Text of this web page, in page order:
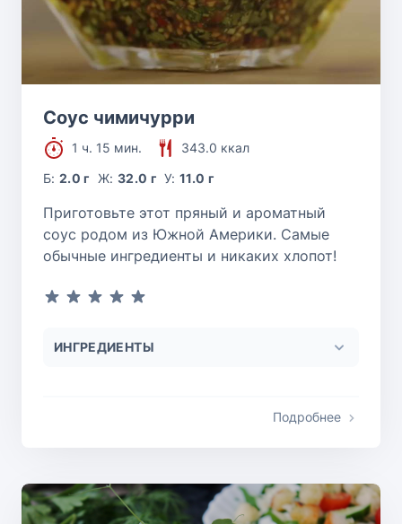
Соус чимичурри
1 ч. 15 мин.
343.0 ккал
Б:2.0 г Ж: 32.0 г У:11.0 г
Приготовьте этот пряный и ароматный
соус родом из Южной Америки. Самые
обычные ингредиенты и никаких хлопот!
ИНГРЕДИЕНТЫ
Подробнее